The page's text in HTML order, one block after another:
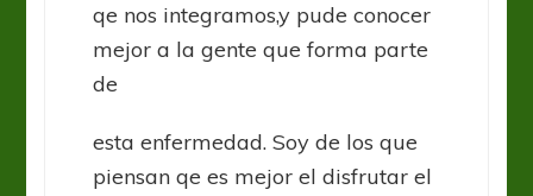
qe nos integramos,y pude conocer
mejor a la gente que forma parte
de
esta enfermedad. Soy de los que
piensan qe es mejor el disfrutar el